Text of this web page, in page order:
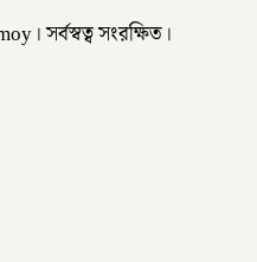
সর্বস্বত্ব সংরক্ষিত।